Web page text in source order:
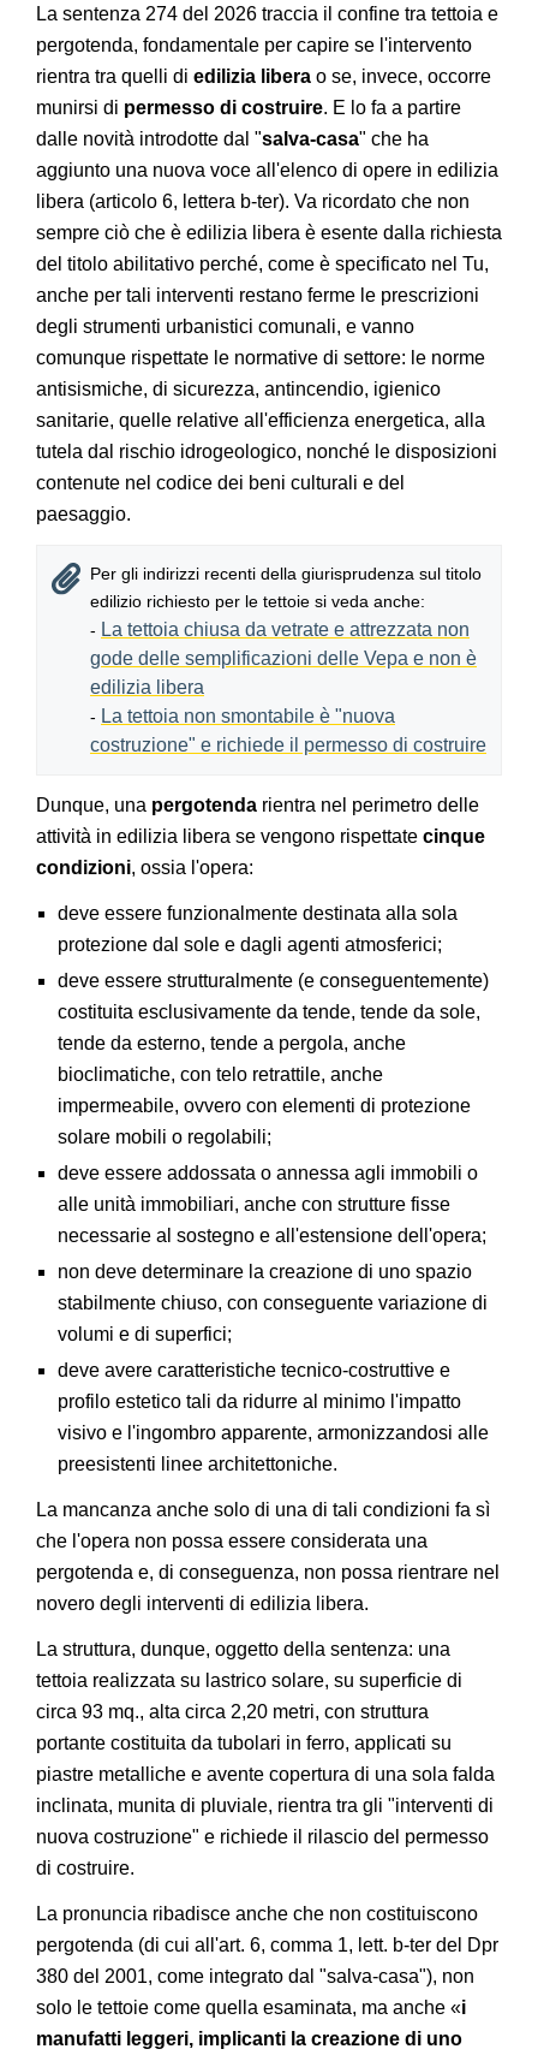
La sentenza 274 del 2026 traccia il confine tra tettoia e
pergotenda, fondamentale per capire se l'intervento
rientra tra quelli di edilizia libera o se, invece, occorre
munirsi di permesso di costruire. E lo fa a partire
dalle novità introdotte dal "salva-casa" che ha
aggiunto una nuova voce all'elenco di opere in edilizia
libera (articolo 6, lettera b-ter). Va ricordato che non
sempre ciò che è edilizia libera è esente dalla richiesta
del titolo abilitativo perché, come è specificato nel Tu,
anche per tali interventi restano ferme le prescrizioni
degli strumenti urbanistici comunali, e vanno
comunque rispettate le normative di settore: le norme
antisismiche, di sicurezza, antincendio, igienico
sanitarie, quelle relative all'efficienza energetica, alla
tutela dal rischio idrogeologico, nonché le disposizioni
contenute nel codice dei beni culturali e del
paesaggio.
Per gli indirizzi recenti della giurisprudenza sul titolo
edilizio richiesto per le tettoie si veda anche:
- La tettoia chiusa da vetrate e attrezzata non
gode delle semplificazioni delle Vepa e non è
edilizia libera
- La tettoia non smontabile è "nuova
costruzione" e richiede il permesso di costruire
Dunque, una pergotenda rientra nel perimetro delle
attività in edilizia libera se vengono rispettate cinque
condizioni, ossia l'opera:
deve essere funzionalmente destinata alla sola
protezione dal sole e dagli agenti atmosferici;
deve essere strutturalmente (e conseguentemente)
costituita esclusivamente da tende, tende da sole,
tende da esterno, tende a pergola, anche
bioclimatiche, con telo retrattile, anche
impermeabile, ovvero con elementi di protezione
solare mobili o regolabili;
deve essere addossata o annessa agli immobili o
alle unità immobiliari, anche con strutture fisse
necessarie al sostegno e all'estensione dell'opera;
non deve determinare la creazione di uno spazio
stabilmente chiuso, con conseguente variazione di
volumi e di superfici;
deve avere caratteristiche tecnico-costruttive e
profilo estetico tali da ridurre al minimo l'impatto
visivo e l'ingombro apparente, armonizzandosi alle
preesistenti linee architettoniche.
La mancanza anche solo di una di tali condizioni fa sì
che l'opera non possa essere considerata una
pergotenda e, di conseguenza, non possa rientrare nel
novero degli interventi di edilizia libera.
La struttura, dunque, oggetto della sentenza: una
tettoia realizzata su lastrico solare, su superficie di
circa 93 mq., alta circa 2,20 metri, con struttura
portante costituita da tubolari in ferro, applicati su
piastre metalliche e avente copertura di una sola falda
inclinata, munita di pluviale, rientra tra gli "interventi di
nuova costruzione" e richiede il rilascio del permesso
di costruire.
La pronuncia ribadisce anche che non costituiscono
pergotenda (di cui all'art. 6, comma 1, lett. b-ter del Dpr
380 del 2001, come integrato dal "salva-casa"), non
solo le tettoie come quella esaminata, ma anche «i
manufatti leggeri, implicanti la creazione di uno